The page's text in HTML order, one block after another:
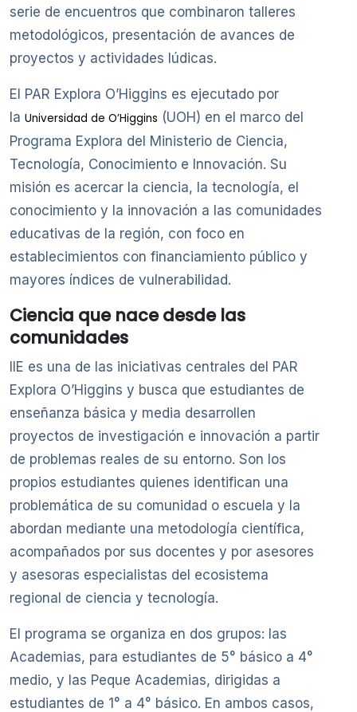
serie de encuentros que combinaron talleres
metodológicos, presentación de avances de
proyectos y actividades lúdicas.
El PAR Explora O’Higgins es ejecutado por
la Universidad de O’Higgins (UOH) en el marco del
Programa Explora del Ministerio de Ciencia,
Tecnología, Conocimiento e Innovación. Su
misión es acercar la ciencia, la tecnología, el
conocimiento y la innovación a las comunidades
educativas de la región, con foco en
establecimientos con financiamiento público y
mayores índices de vulnerabilidad.
Ciencia que nace desde las
comunidades
IIE es una de las iniciativas centrales del PAR
Explora O’Higgins y busca que estudiantes de
enseñanza básica y media desarrollen
proyectos de investigación e innovación a partir
de problemas reales de su entorno. Son los
propios estudiantes quienes identifican una
problemática de su comunidad o escuela y la
abordan mediante una metodología científica,
acompañados por sus docentes y por asesores
y asesoras especialistas del ecosistema
regional de ciencia y tecnología.
El programa se organiza en dos grupos: las
Academias, para estudiantes de 5° básico a 4°
medio, y las Peque Academias, dirigidas a
estudiantes de 1° a 4° básico. En ambos casos,